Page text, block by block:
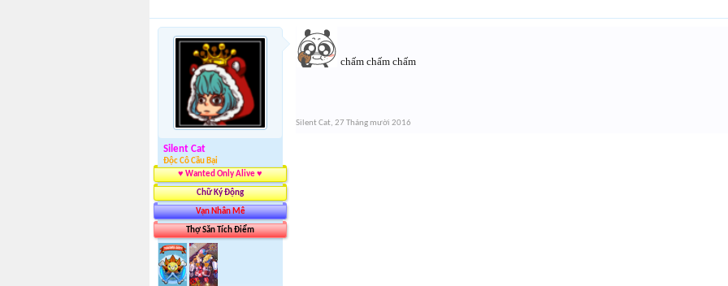
Silent Cat
Độc Cô Cầu Bại
♥ Wanted Only Alive ♥
Chữ Ký Động
Vạn Nhân Mê
Thợ Săn Tích Điểm
chấm chấm chấm
Silent Cat, 27 Tháng mười 2016